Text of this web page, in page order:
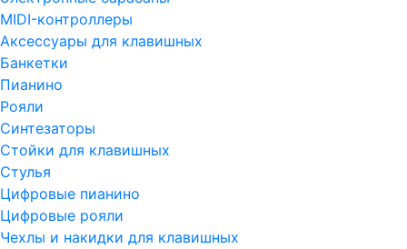
MIDI-контроллеры
Аксессуары для клавишных
Банкетки
Пианино
Рояли
Синтезаторы
Стойки для клавишных
Стулья
Цифровые пианино
Цифровые рояли
Чехлы и накидки для клавишных